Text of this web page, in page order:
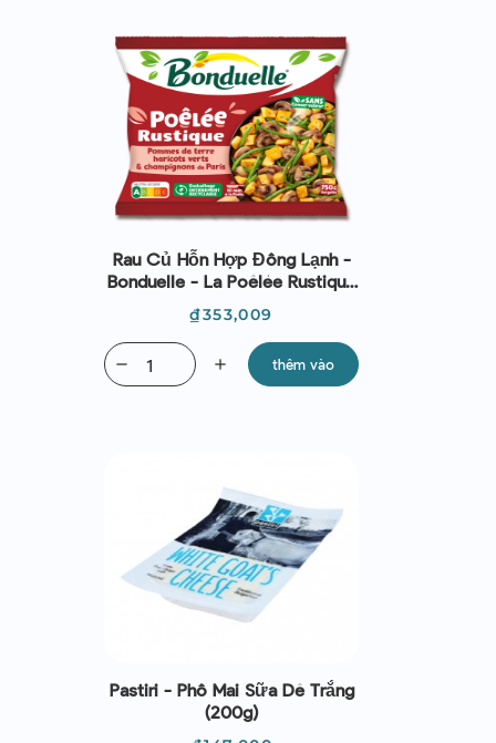
Rau Củ Hỗn Hợp Đông Lạnh -
Bonduelle - La Poêlée Rustique
Giá
₫353,009
add
remove thêm vào
Pastiri - Phô Mai Sữa Dê Trắng
(200g)